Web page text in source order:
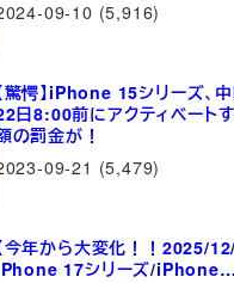
09-10 (5,916)
驚愕】iPhone 15シリーズ、
日8:00前にアクティベート
の罰金が！
09-21 (5,479)
今年から大変化！！2025/
17シリーズ/